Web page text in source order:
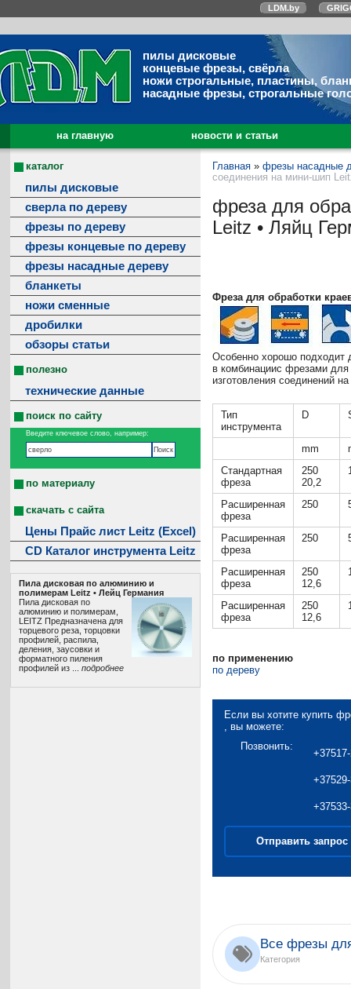
LDM.by
пилы дисковые
концевые фрезы, свёрла
ножи строгальные, пластины,
насадные фрезы, строгальные
на главную новости и статьи
каталог
пилы дисковые
сверла по дереву
фрезы по дереву
фрезы концевые по дереву
фрезы насадные дереву
бланкеты
ножи сменные
дробилки
обзоры статьи
полезно
технические данные
поиск по сайту
Введите ключевое слово, например:
по материалу
скачать с сайта
Цены Прайс лист Leitz (Excel)
CD Каталог инструмента Leitz
Пила дисковая по алюминию и
полимерам Leitz • Лeйц Германия
Пила дисковая по
алюминию и полимерам,
LEITZ Предназначена для
торцевого реза, торцовки
профилей, распила,
деления, заусовки и
форматного пиления
профилей из ... подробнее
Главная » фрезы насадные
соединения на мини-шип
фреза для
Leitz • Ляйц
Фреза для обработки
Особенно хорошо подходит
в комбинациис фрезами
изготовления соединений
Тип
инструмента
D
mm
Стандартная
фреза
250
20,2
Расширенная
фреза
250
Расширенная
фреза
250
Расширенная
фреза
250
12,6
Расширенная
фреза
250
12,6
по применению
по дереву
Если вы хотите купить
, вы можете:
Позвонить:
Отправить запрос
Все фрезы
Категория